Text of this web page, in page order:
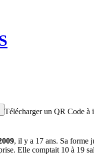
Télécharger un QR Code à
, il y a 17 ans. Sa forme
Elle comptait 10 à 19